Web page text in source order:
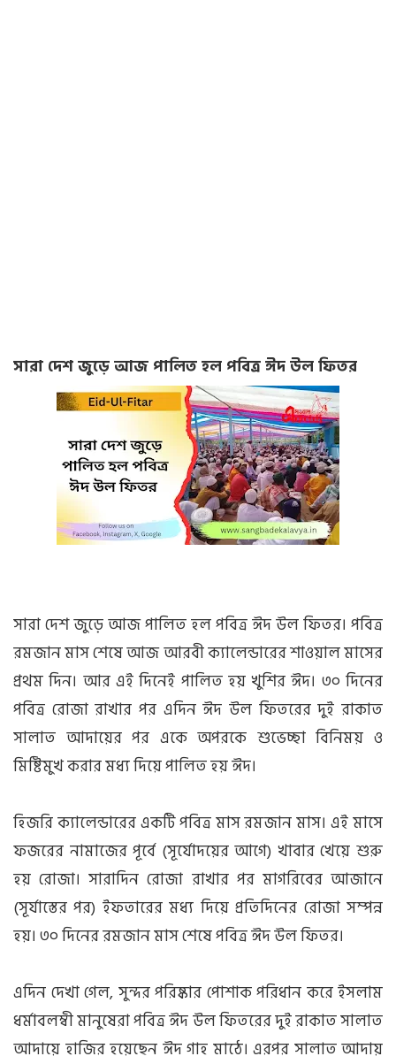
সারা দেশ জুড়ে আজ পালিত হল পবিত্র ঈদ উল ফিতর
সারা দেশ জুড়ে আজ পালিত হল পবিত্র ঈদ উল ফিতর। পবিত্র
রমজান মাস শেষে আজ আরবী ক্যালেন্ডারের শাওয়াল মাসের
প্রথম দিন। আর এই দিনেই পালিত হয় খুশির ঈদ। ৩০ দিনের
পবিত্র রোজা রাখার পর এদিন ঈদ উল ফিতরের দুই রাকাত
সালাত আদায়ের পর একে অপরকে শুভেচ্ছা বিনিময় ও
মিষ্টিমুখ করার মধ্য দিয়ে পালিত হয় ঈদ।
হিজরি ক্যালেন্ডারের একটি পবিত্র মাস রমজান মাস। এই মাসে
ফজরের নামাজের পূর্বে (সূর্যোদয়ের আগে) খাবার খেয়ে শুরু
হয় রোজা। সারাদিন রোজা রাখার পর মাগরিবের আজানে
(সূর্যাস্তের পর) ইফতারের মধ্য দিয়ে প্রতিদিনের রোজা সম্পন্ন
হয়। ৩০ দিনের রমজান মাস শেষে পবিত্র ঈদ উল ফিতর।
এদিন দেখা গেল, সুন্দর পরিষ্কার পোশাক পরিধান করে ইসলাম
ধর্মাবলম্বী মানুষেরা পবিত্র ঈদ উল ফিতরের দুই রাকাত সালাত
আদায়ে হাজির হয়েছেন ঈদ গাহ মাঠে। এরপর সালাত আদায়